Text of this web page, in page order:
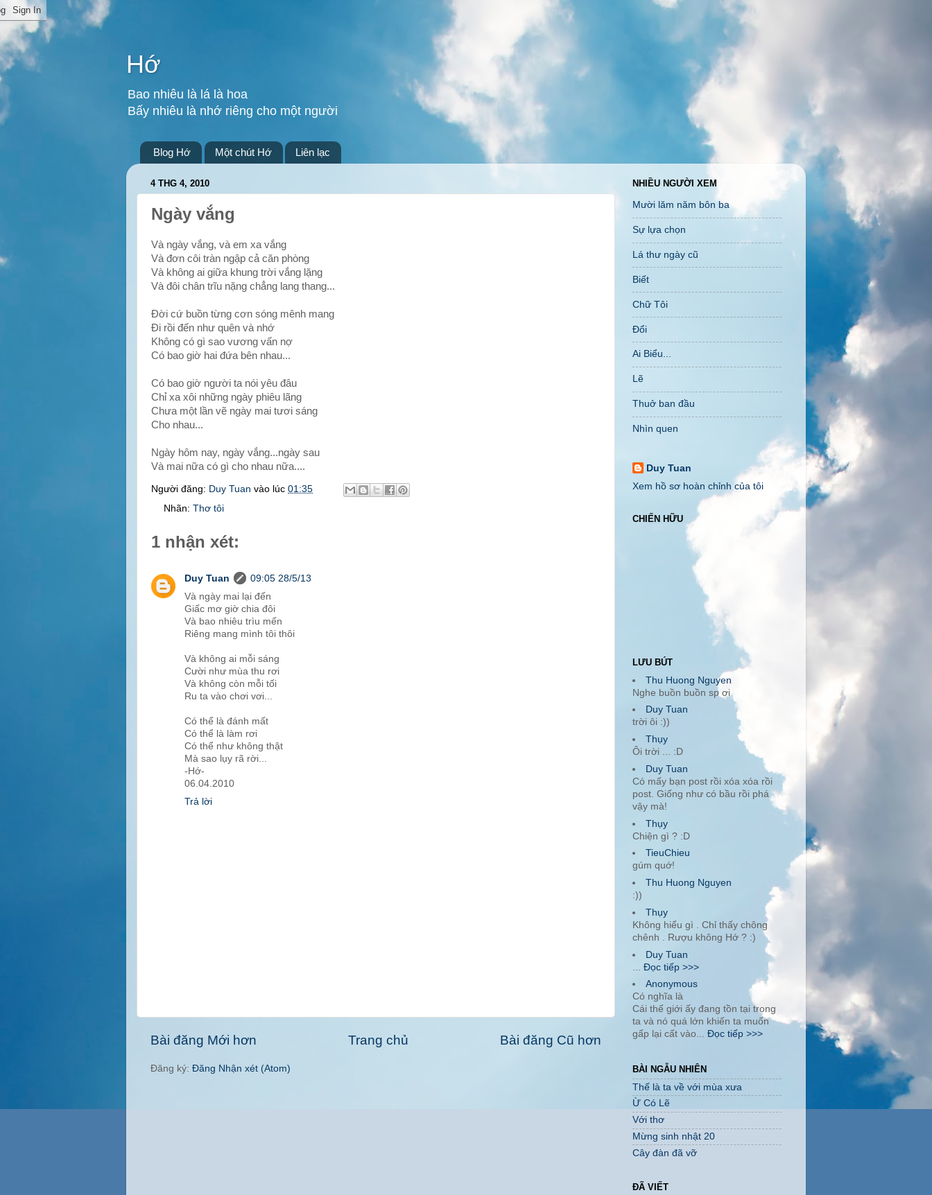
Hớ
Bao nhiêu là lá là hoa
Bấy nhiêu là nhớ riêng cho một người
Blog Hớ Một chút Hớ Liên lạc
4 THG 4, 2010
Ngày vắng
Và ngày vắng, và em xa vắng
Và đơn côi tràn ngập cả căn phòng
Và không ai giữa khung trời vắng lặng
Và đôi chân trĩu nặng chẳng lang thang...
Đời cứ buồn từng cơn sóng mênh mang
Đi rồi đến như quên và nhớ
Không có gì sao vương vấn nợ
Có bao giờ hai đứa bên nhau...
Có bao giờ người ta nói yêu đâu
Chỉ xa xôi những ngày phiêu lãng
Chưa một lần vẽ ngày mai tươi sáng
Cho nhau...
Ngày hôm nay, ngày vắng...ngày sau
Và mai nữa có gì cho nhau nữa....
Người đăng: Duy Tuan vào lúc 01:35
Nhãn: Thơ tôi
1 nhận xét:
Duy Tuan
09:05 28/5/13
Và ngày mai lại đến
Giấc mơ giờ chia đôi
Và bao nhiêu trìu mến
Riêng mang mình tôi thôi
Và không ai mỗi sáng
Cười như mùa thu rơi
Và không còn mỗi tối
Ru ta vào chơi vơi...
Có thể là đánh mất
Có thể là làm rơi
Có thể như không thật
Mà sao lụy rã rời...
-Hớ-
06.04.2010
Trả lời
Bài đăng Mới hơn Bài đăng Cũ hơn
Trang chủ
Đăng ký: Đăng Nhận xét (Atom)
NHIỀU NGƯỜI XEM
Mười lăm năm bôn ba
Sự lựa chọn
Lá thư ngày cũ
Biết
Chữ Tôi
Đổi
Ai Biểu...
Lẽ
Thuở ban đầu
Nhìn quen
Duy Tuan
Xem hồ sơ hoàn chỉnh của tôi
CHIẾN HỮU
LƯU BÚT
Thu Huong Nguyen
Nghe buồn buồn sp ơi
Duy Tuan
trời ôi :))
Thụy
Ôi trời ... :D
Duy Tuan
Có mấy bạn post rồi xóa xóa rồi
post. Giống như có bầu rồi phá
vậy mà!
Thụy
Chiện gì ? :D
TieuChieu
gúm quớ!
Thu Huong Nguyen
:))
Thụy
Không hiểu gì . Chỉ thấy chông
chênh . Rượu không Hớ ? :)
Duy Tuan
Đọc tiếp >>>
Anonymous
Có nghĩa là
Cái thế giới ấy đang tồn tại trong
ta và nó quá lớn khiến ta muốn
gấp lại cất vào... Đọc tiếp >>>
BÀI NGẪU NHIÊN
Thế là ta về với mùa xưa
Ừ Có Lẽ
Với thơ
Mừng sinh nhật 20
Cây đàn đã vỡ
ĐÃ VIẾT